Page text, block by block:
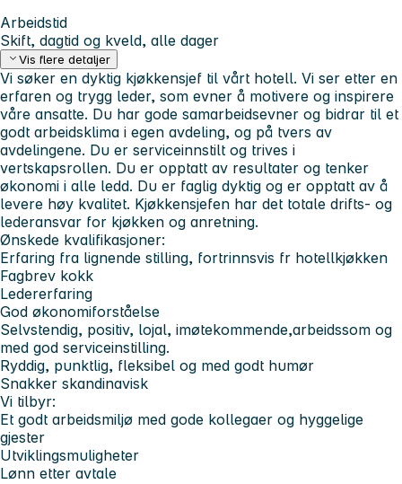
Arbeidstid
Skift, dagtid og kveld, alle dager
Vis flere detaljer
Vi søker en dyktig kjøkkensjef til vårt hotell. Vi ser etter en
erfaren og trygg leder, som evner å motivere og inspirere
våre ansatte. Du har gode samarbeidsevner og bidrar til et
godt arbeidsklima i egen avdeling, og på tvers av
avdelingene. Du er serviceinnstilt og trives i
vertskapsrollen. Du er opptatt av resultater og tenker
økonomi i alle ledd. Du er faglig dyktig og er opptatt av å
levere høy kvalitet. Kjøkkensjefen har det totale drifts- og
lederansvar for kjøkken og anretning.
Ønskede kvalifikasjoner:
Erfaring fra lignende stilling, fortrinnsvis fr hotellkjøkken
Fagbrev kokk
Ledererfaring
God økonomiforståelse
Selvstendig, positiv, lojal, imøtekommende,arbeidssom og
med god serviceinstilling.
Ryddig, punktlig, fleksibel og med godt humør
Snakker skandinavisk
Vi tilbyr:
Et godt arbeidsmiljø med gode kollegaer og hyggelige
gjester
Utviklingsmuligheter
Lønn etter avtale